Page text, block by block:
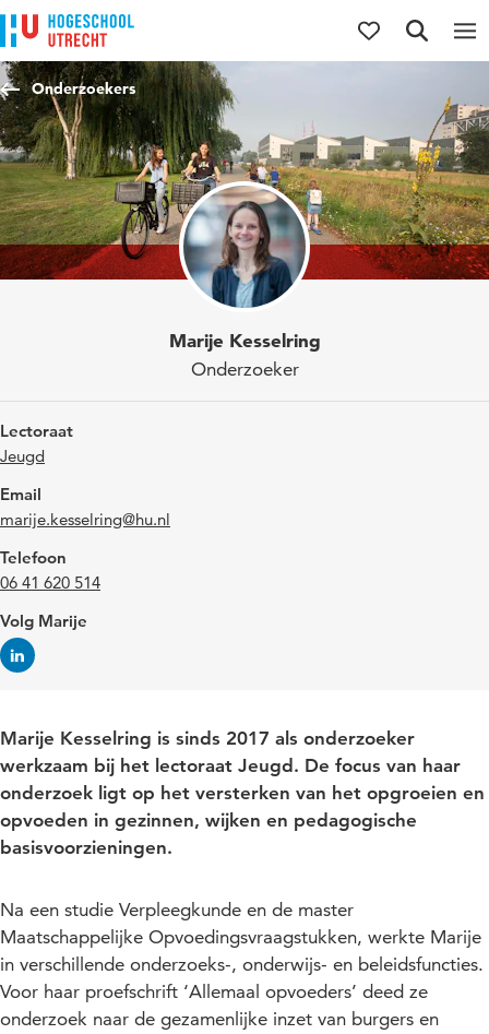
Direct naar de inhoud
Direct naar de hoofdnavigatie
Direct naar de zoekfunctie
Onderzoekers
Marije Kesselring
Onderzoeker
Lectoraat
Jeugd
Email
marije.kesselring@hu.nl
Telefoon
06 41 620 514
Volg Marije
Marije Kesselring is sinds 2017 als onderzoeker
werkzaam bij het lectoraat Jeugd. De focus van haar
onderzoek ligt op het versterken van het opgroeien en
opvoeden in gezinnen, wijken en pedagogische
basisvoorzieningen.
Na een studie Verpleegkunde en de master
Maatschappelijke Opvoedingsvraagstukken, werkte Marije
in verschillende onderzoeks-, onderwijs- en beleidsfuncties.
Voor haar proefschrift ‘Allemaal opvoeders’ deed ze
onderzoek naar de gezamenlijke inzet van burgers en